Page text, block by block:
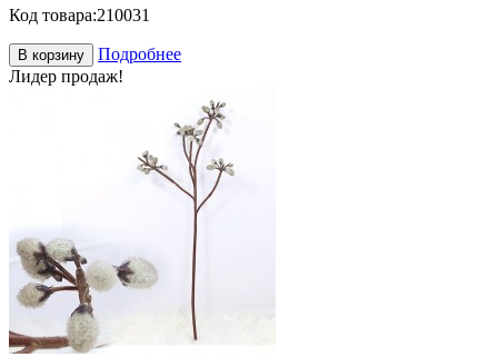
Код товара:210031
В корзину
Подробнее
Лидер продаж!